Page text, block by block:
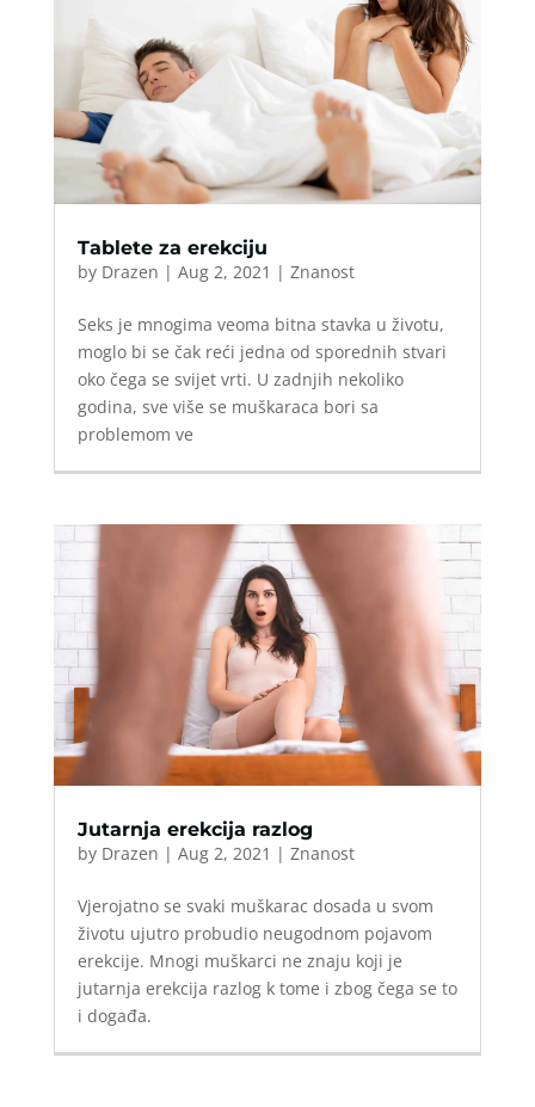
Tablete za erekciju
by Drazen | Aug 2, 2021 | Znanost
Seks je mnogima veoma bitna stavka u životu,
moglo bi se čak reći jedna od sporednih stvari
oko čega se svijet vrti. U zadnjih nekoliko
godina, sve više se muškaraca bori sa
problemom ve
Jutarnja erekcija razlog
by Drazen | Aug 2, 2021 | Znanost
Vjerojatno se svaki muškarac dosada u svom
životu ujutro probudio neugodnom pojavom
erekcije. Mnogi muškarci ne znaju koji je
jutarnja erekcija razlog k tome i zbog čega se to
i događa.